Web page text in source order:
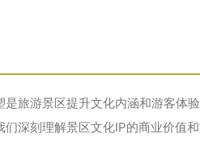
是旅游景区提升文化内涵和游客体
们深刻理解景区文化IP的商业价值